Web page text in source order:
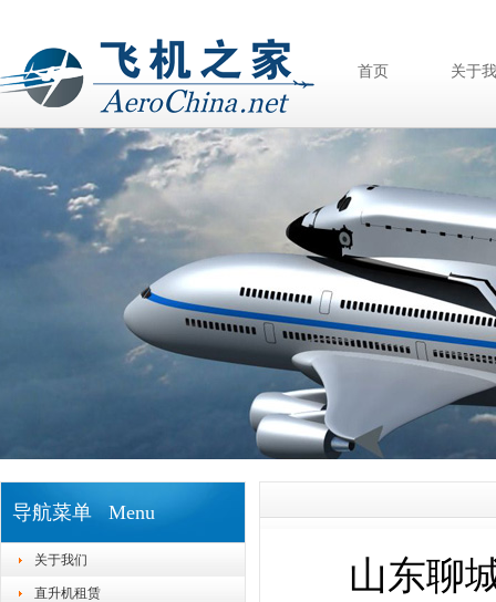
首页 关于
导航菜单 Menu
关于我们
直升机租赁 山东聊